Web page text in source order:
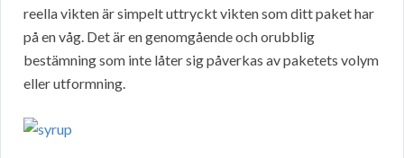
reella vikten är simpelt uttryckt vikten som ditt paket har
på en våg. Det är en genomgående och orubblig
bestämning som inte låter sig påverkas av paketets volym
eller utformning.